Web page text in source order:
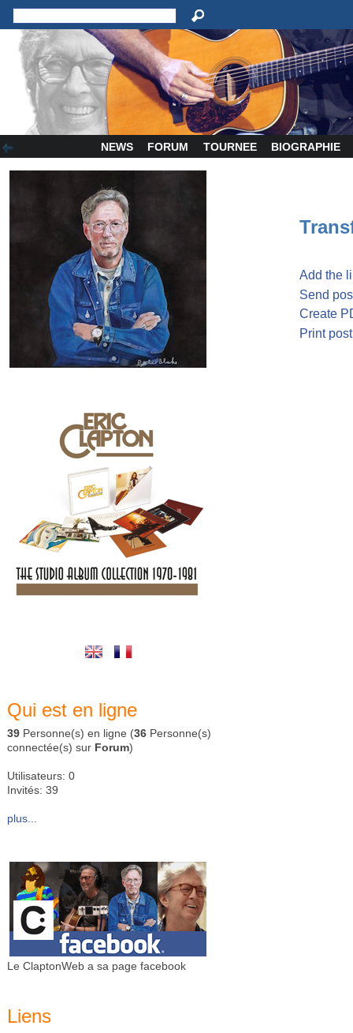
NEWS FORUM TOURNEE BIOGRAPHIE
Qui est en ligne
39 Personne(s) en ligne (36 Personne(s)
connectée(s) sur Forum)
Utilisateurs: 0
Invités: 39
plus...
Le ClaptonWeb a sa page facebook
Liens
Add the
Send
Create
Print post